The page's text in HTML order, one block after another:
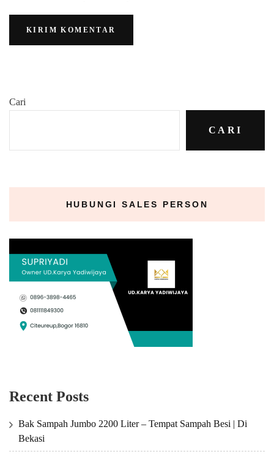
Cari
CARI
HUBUNGI SALES PERSON
Recent Posts
Bak Sampah Jumbo 2200 Liter – Tempat Sampah Besi | Di
Bekasi